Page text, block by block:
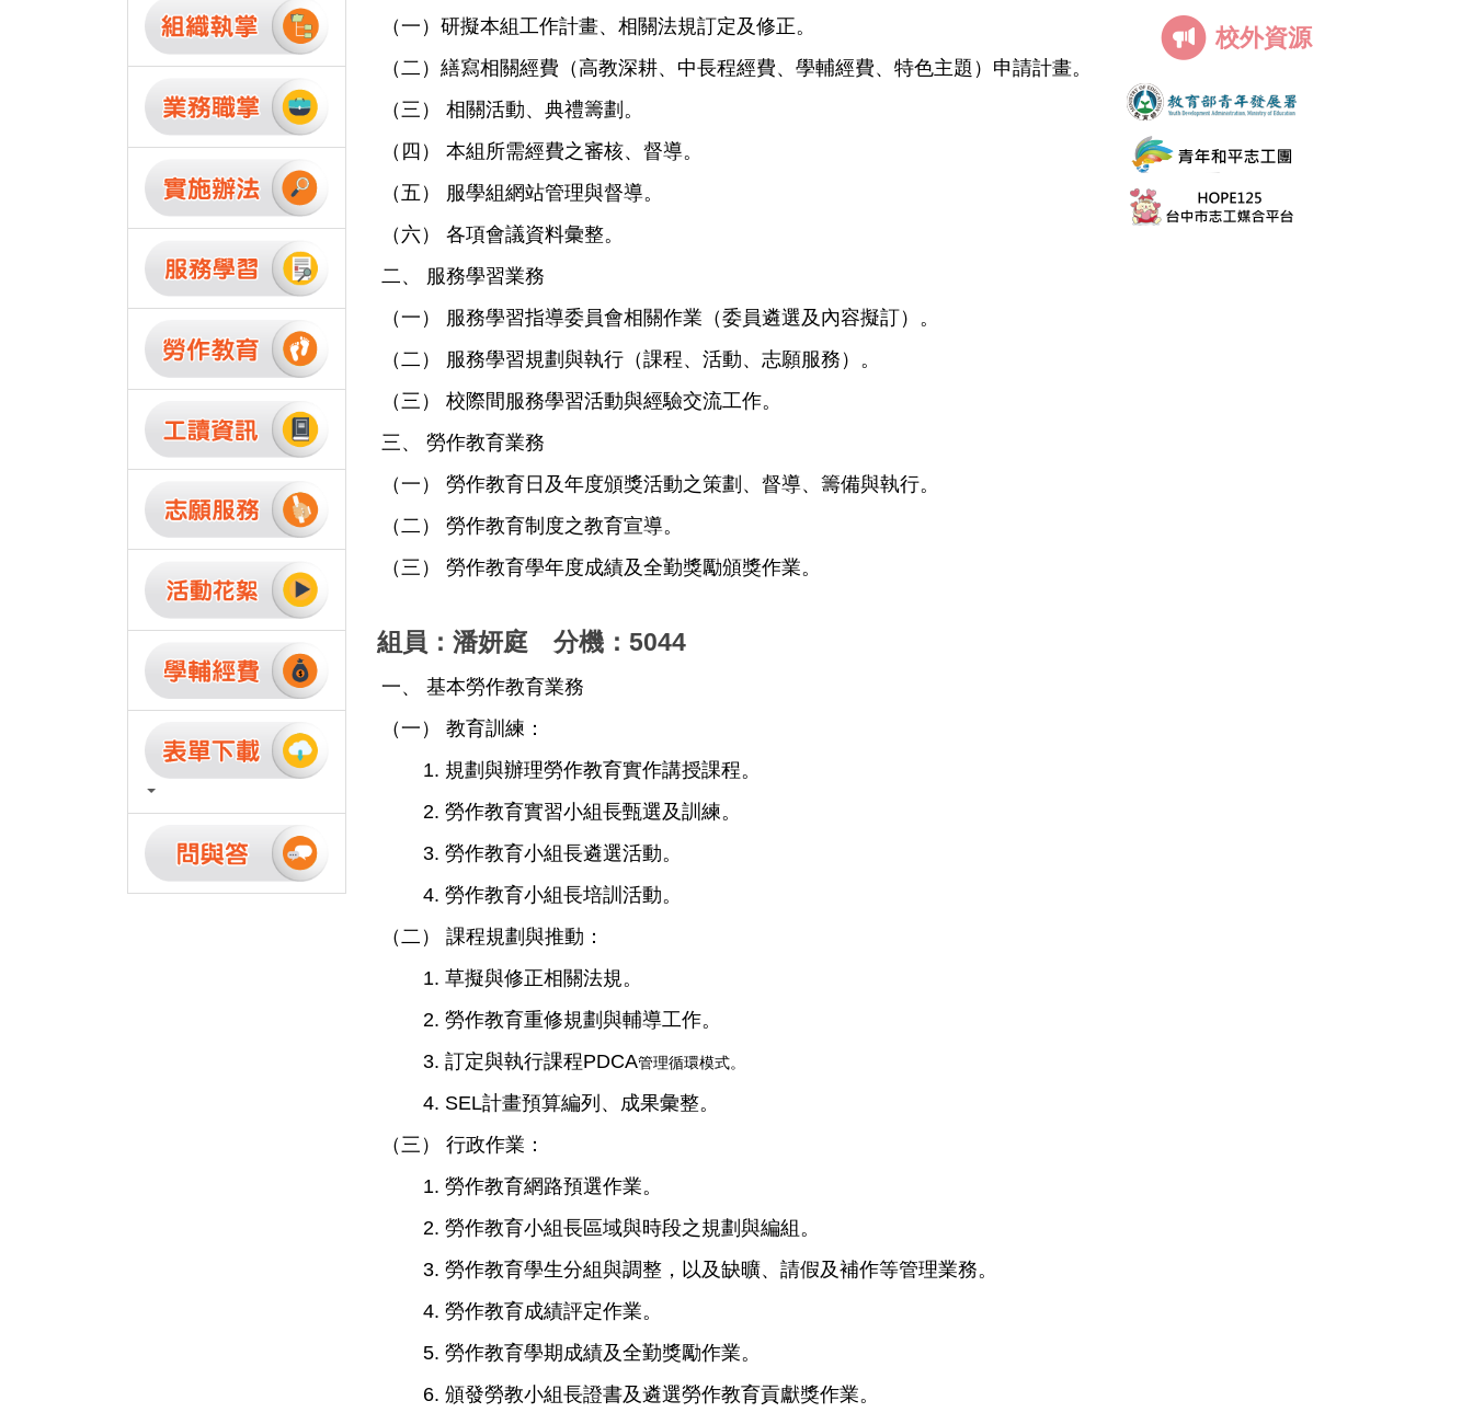
（一）研擬本組工作計畫、相關法規訂定及修正。
（二）繕寫相關經費（高教深耕、中長程經費、學輔經費、特色主題）申請計畫。
（三） 相關活動、典禮籌劃。
（四） 本組所需經費之審核、督導。
（五） 服學組網站管理與督導。
（六） 各項會議資料彙整。
二、 服務學習業務
（一） 服務學習指導委員會相關作業（委員遴選及內容擬訂）。
（二） 服務學習規劃與執行（課程、活動、志願服務）。
（三） 校際間服務學習活動與經驗交流工作。
三、 勞作教育業務
（一） 勞作教育日及年度頒獎活動之策劃、督導、籌備與執行。
（二） 勞作教育制度之教育宣導。
（三） 勞作教育學年度成績及全勤獎勵頒獎作業。
組員：潘妍庭 分機：5044
一、 基本勞作教育業務
（一） 教育訓練：
1. 規劃與辦理勞作教育實作講授課程。
2. 勞作教育實習小組長甄選及訓練。
3. 勞作教育小組長遴選活動。
4. 勞作教育小組長培訓活動。
（二） 課程規劃與推動：
1. 草擬與修正相關法規。
2. 勞作教育重修規劃與輔導工作。
3. 訂定與執行課程PDCA管理循環模式。
4. SEL計畫預算編列、成果彙整。
（三） 行政作業：
1. 勞作教育網路預選作業。
2. 勞作教育小組長區域與時段之規劃與編組。
3. 勞作教育學生分組與調整，以及缺曠、請假及補作等管理業務。
4. 勞作教育成績評定作業。
5. 勞作教育學期成績及全勤獎勵作業。
6. 頒發勞教小組長證書及遴選勞作教育貢獻獎作業。
校外資源